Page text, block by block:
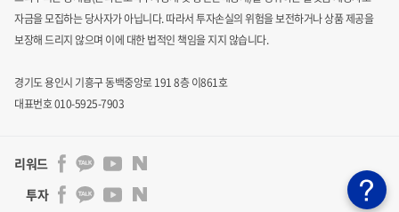
자금을 모집하는당사자가 아닙니다. 따라서 투자손실의 위험을 보전하거나 상품 제공을
보장해 드리지 않으며 이에 대한 법적인 책임을 지지 않습니다.
경기도 용인시 기흥구 동백중앙로 191 8층 이861호
대표번호 010-5925-7903
리워드
투자